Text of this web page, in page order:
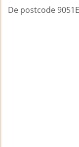
De postcode